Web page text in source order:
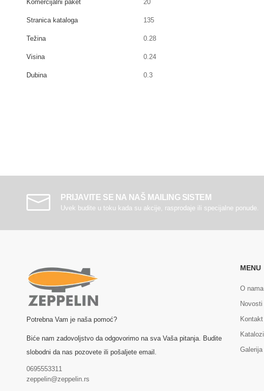
Komercijalni paket 20
Stranica kataloga 135
Težina 0.28
Visina 0.24
Dubina 0.3
PRIJAVITE SE NA NAŠ MAILING SISTEM
Uvek budite u toku kada su akcije, rasprodaje ili specijalne ponude.
Potrebna Vam je naša pomoć?
Biće nam zadovoljstvo da odgovorimo na sva Vaša pitanja. Budite
slobodni da nas pozovete ili pošaljete email.
0695553311
zeppelin@zeppelin.rs
MENU
O nama
Novosti
Kontakt
Katalozi
Galerija